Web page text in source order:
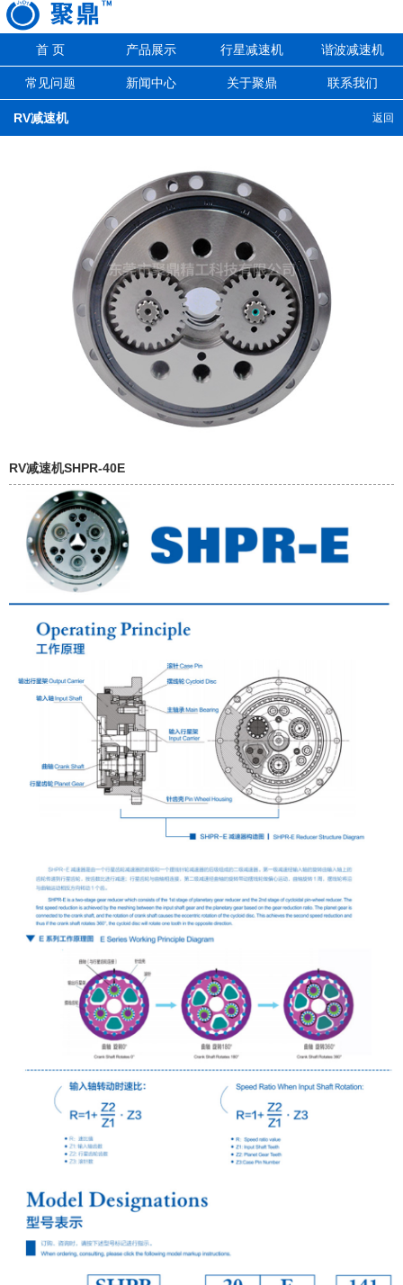
首 页 产品展示 行星减速机 谐波减速机
常见问题 新闻中心 关于聚鼎 联系我们
返回
RV减速机
RV减速机SHPR-40E